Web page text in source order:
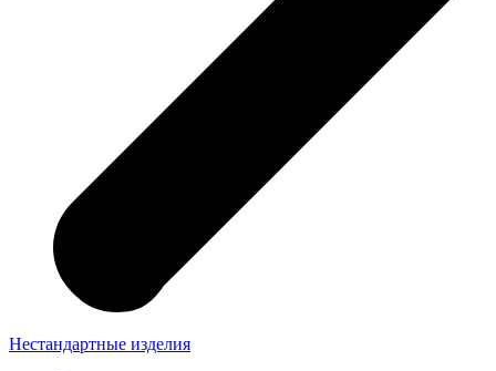
Нестандартные изделия